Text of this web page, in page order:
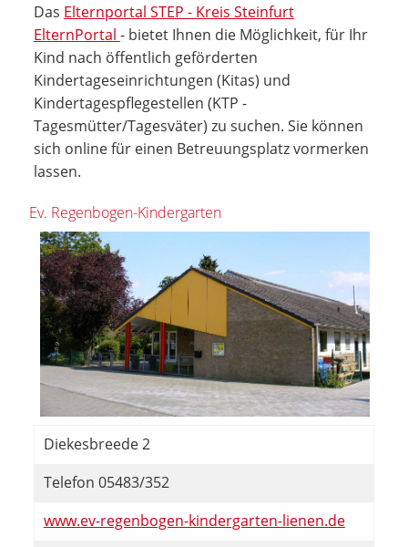
Das Elternportal STEP - Kreis Steinfurt
ElternPortal - bietet Ihnen die Möglichkeit, für Ihr
Kind nach öffentlich geförderten
Kindertageseinrichtungen (Kitas) und
Kindertagespflegestellen (KTP -
Tagesmütter/Tagesväter) zu suchen. Sie können
sich online für einen Betreuungsplatz vormerken
lassen.
Ev. Regenbogen-Kindergarten
Diekesbreede 2
Telefon 05483/352
www.ev-regenbogen-kindergarten-lienen.de